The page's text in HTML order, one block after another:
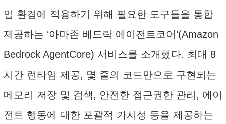
업 환경에 적용하기 위해 필요한 도구들을 통합
제공하는 ‘아마존 베드락 에이전트코어’(Amazon
Bedrock AgentCore) 서비스를 소개했다. 최대 8
시간 런타임 제공, 몇 줄의 코드만으로 구현되는
메모리 저장 및 검색, 안전한 접근권한 관리, 에이
전트 행동에 대한 포괄적 가시성 등을 제공하는